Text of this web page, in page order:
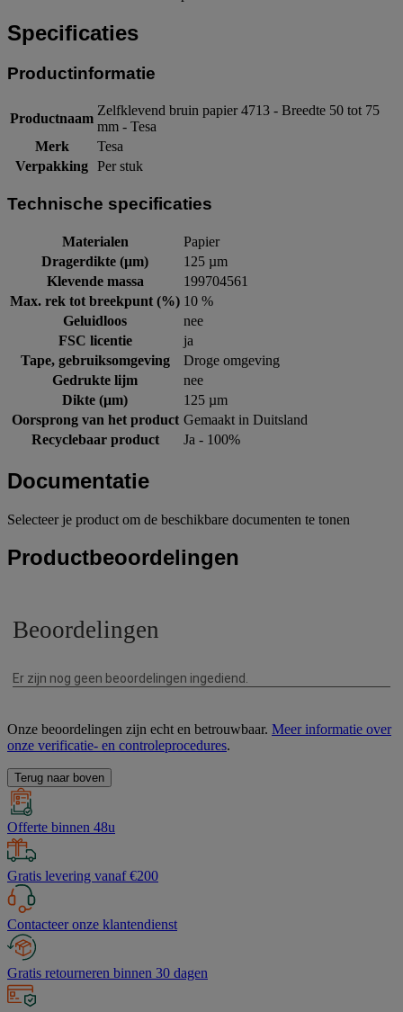
Specificaties
Productinformatie
Productnaam
Zelfklevend bruin papier 4713 - Breedte 50 tot 75
mm - Tesa
Merk
Tesa
Verpakking Per stuk
Technische specificaties
Materialen
Papier
Dragerdikte (µm)
125 µm
Klevende massa
199704561
Max. rek tot breekpunt (%) 10 %
Geluidloos
nee
FSC licentie
ja
Tape, gebruiksomgeving
Droge omgeving
Gedrukte lijm
nee
Dikte (µm)
125 µm
Oorsprong van het product Gemaakt in Duitsland
Recyclebaar product
Ja - 100%
Documentatie
Selecteer je product om de beschikbare documenten te tonen
Productbeoordelingen
Onze beoordelingen zijn echt en betrouwbaar. Meer informatie over
onze verificatie- en controleprocedures.
Terug naar boven
Offerte binnen 48u
Gratis levering vanaf €200
Contacteer onze klantendienst
Gratis retourneren binnen 30 dagen